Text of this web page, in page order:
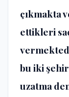
çıkmakta
ettikleri
bu iki
uzatma